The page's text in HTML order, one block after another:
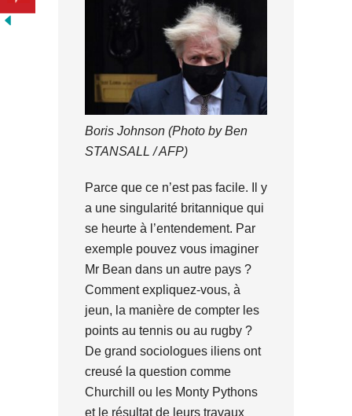
Boris Johnson (Photo by Ben
STANSALL / AFP)
Parce que ce n’est pas facile. Il y
a une singularité britannique qui
se heurte à l’entendement. Par
exemple pouvez vous imaginer
Mr Bean dans un autre pays ?
Comment expliquez-vous, à
jeun, la manière de compter les
points au tennis ou au rugby ?
De grand sociologues iliens ont
creusé la question comme
Churchill ou les Monty Pythons
et le résultat de leurs travaux